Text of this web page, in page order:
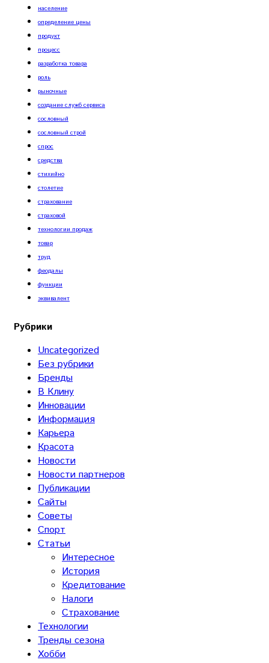
население
определение цены
продукт
процесс
разработка товара
роль
рыночные
создание служб сервиса
сословный
сословный строй
спрос
средства
стихийно
столетие
страхование
страховой
технологии продаж
товар
труд
феодалы
функции
эквивалент
Рубрики
Uncategorized
Без рубрики
Бренды
В Клину
Инновации
Информация
Карьера
Красота
Новости
Новости партнеров
Публикации
Сайты
Советы
Спорт
Статьи
Интересное
История
Кредитование
Налоги
Страхование
Технологии
Тренды сезона
Хобби